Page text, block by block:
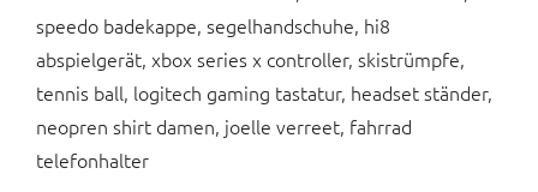
speedo badekappe, segelhandschuhe, hi8
abspielgerät, xbox series x controller, skistrümpfe,
tennis ball, logitech gaming tastatur, headset ständer,
neopren shirt damen, joelle verreet, fahrrad
telefonhalter